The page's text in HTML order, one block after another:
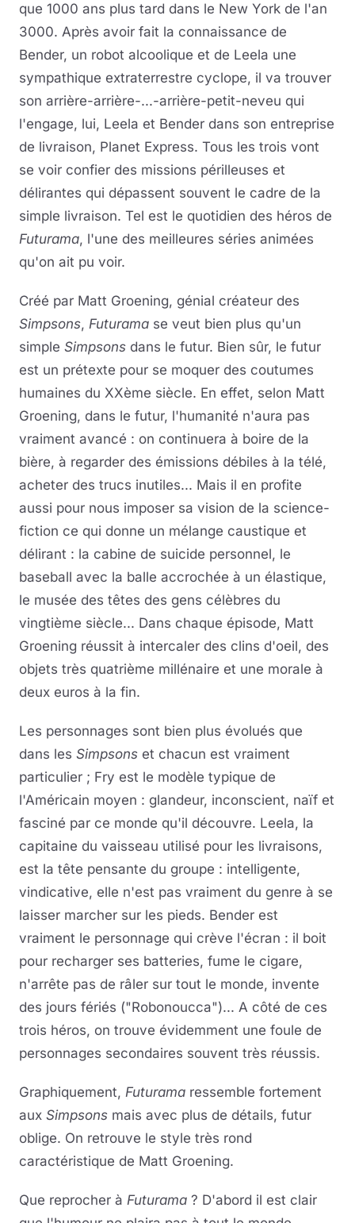
que 1000 ans plus tard dans le New York de l'an
3000. Après avoir fait la connaissance de
Bender, un robot alcoolique et de Leela une
sympathique extraterrestre cyclope, il va trouver
son arrière-arrière-...-arrière-petit-neveu qui
l'engage, lui, Leela et Bender dans son entreprise
de livraison, Planet Express. Tous les trois vont
se voir confier des missions périlleuses et
délirantes qui dépassent souvent le cadre de la
simple livraison. Tel est le quotidien des héros de
Futurama, l'une des meilleures séries animées
qu'on ait pu voir.
Créé par Matt Groening, génial créateur des
Simpsons, Futurama se veut bien plus qu'un
simple Simpsons dans le futur. Bien sûr, le futur
est un prétexte pour se moquer des coutumes
humaines du XXème siècle. En effet, selon Matt
Groening, dans le futur, l'humanité n'aura pas
vraiment avancé : on continuera à boire de la
bière, à regarder des émissions débiles à la télé,
acheter des trucs inutiles... Mais il en profite
aussi pour nous imposer sa vision de la science-
fiction ce qui donne un mélange caustique et
délirant : la cabine de suicide personnel, le
baseball avec la balle accrochée à un élastique,
le musée des têtes des gens célèbres du
vingtième siècle... Dans chaque épisode, Matt
Groening réussit à intercaler des clins d'oeil, des
objets très quatrième millénaire et une morale à
deux euros à la fin.
Les personnages sont bien plus évolués que
dans les Simpsons et chacun est vraiment
particulier ; Fry est le modèle typique de
l'Américain moyen : glandeur, inconscient, naïf et
fasciné par ce monde qu'il découvre. Leela, la
capitaine du vaisseau utilisé pour les livraisons,
est la tête pensante du groupe : intelligente,
vindicative, elle n'est pas vraiment du genre à se
laisser marcher sur les pieds. Bender est
vraiment le personnage qui crève l'écran : il boit
pour recharger ses batteries, fume le cigare,
n'arrête pas de râler sur tout le monde, invente
des jours fériés ("Robonoucca")... A côté de ces
trois héros, on trouve évidemment une foule de
personnages secondaires souvent très réussis.
Graphiquement, Futurama ressemble fortement
aux Simpsons mais avec plus de détails, futur
oblige. On retrouve le style très rond
caractéristique de Matt Groening.
Que reprocher à Futurama ? D'abord il est clair